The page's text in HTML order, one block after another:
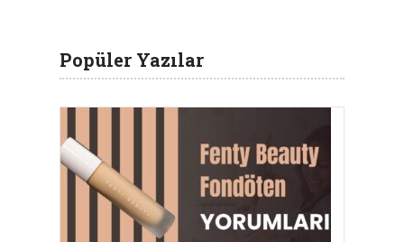
Popüler Yazılar